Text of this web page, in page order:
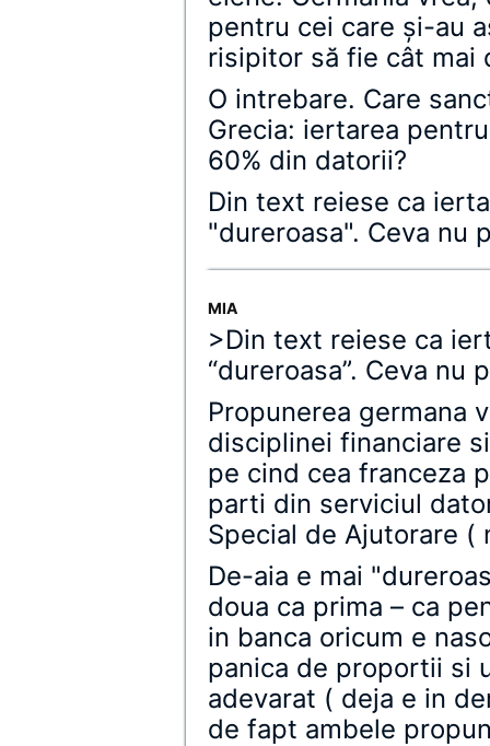
pentru cei care şi-au
risipitor să fie cât mai
O intrebare. Care
Grecia: iertarea
60% din datorii?
Din text reiese ca
"dureroasa". Ceva nu
MIA
>Din text reiese ca
“dureroasa”. Ceva nu
Propunerea germana
disciplinei financiare
pe cind cea franceza
parti din serviciul
Special de Ajutorare
De-aia e mai
doua ca prima – ca
in banca oricum e
panica de proportii si
adevarat ( deja e in
de fapt ambele